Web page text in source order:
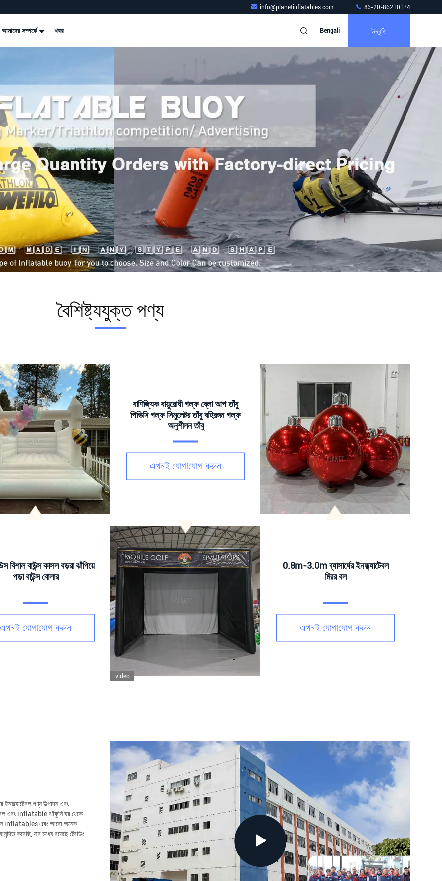
info@planetinflatables.com 86-20-86210174
আমাদের সম্পর্কে খবর Bengali উদ্ধৃতি
বৈশিষ্ট্যযুক্ত পণ্য
বিশাল বাউন্স কাসল বড়রা ঝাঁপিয়ে
পড়া বাউন্স বোলার
এখনই যোগাযোগ করুন
বাণিজ্যিক বায়ুরোধী গল্ফ ব্লো আপ তাঁবু
পিভিসি গল্ফ সিমুলেটর তাঁবু বহিরঙ্গন গল্ফ
অনুশীলন তাঁবু
এখনই যোগাযোগ করুন
video
0.8m-3.0m ব্যাসার্ধের ইনফ্ল্যাটেবল
মিরর বল
এখনই যোগাযোগ করুন
ইনফ্ল্যাটেবল পণ্য উত্পাদন এবং
এবং inflatable ঝাঁকুনি ঘর থেকে
inflatables এবং আরো অনেক
করেছি, যার মধ্যে রয়েছে ট্রেডিং